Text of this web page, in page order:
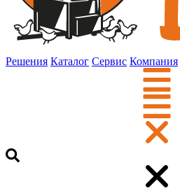
Решения Каталог Сервис Компания